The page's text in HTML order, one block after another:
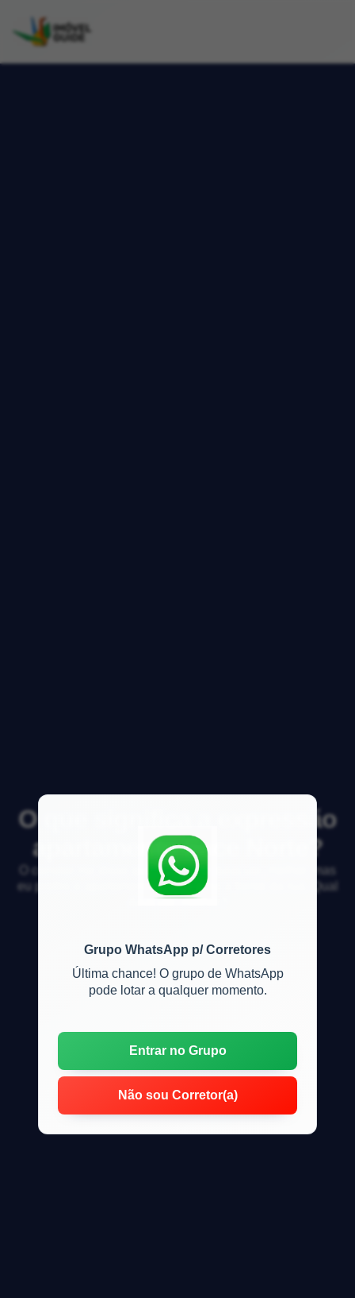
Grupo WhatsApp p/ Corretores
Última chance! O grupo de WhatsApp
pode lotar a qualquer momento.
Entrar no Grupo
Não sou Corretor(a)
O que significa a expressão
apartamento Face Norte?
O corretor me disse que face norte &eacute; melhor, mas
eu prefiro o apartamento virado para a frente da rua. Qual
&eacute; melhor?